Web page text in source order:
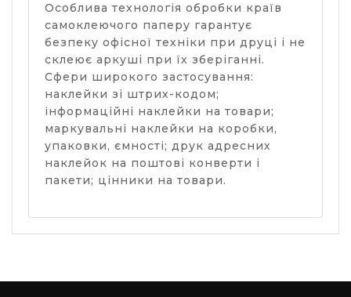
Особлива технологія обробки країв
самоклеючого паперу гарантує
безпеку офісної техніки при друці і не
склеює аркуші при їх зберіганні.
Сфери широкого застосування:
наклейки зі штрих-кодом;
інформаційні наклейки на товари;
маркувальні наклейки на коробки,
упаковки, ємності; друк адресних
наклейок на поштові конверти і
пакети; цінники на товари.